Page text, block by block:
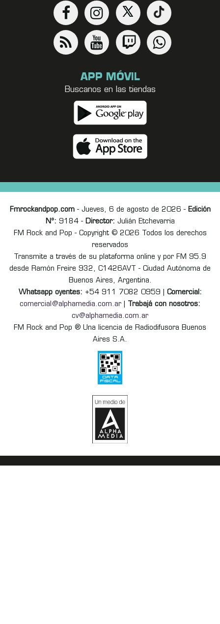
APP MÓVIL
Buscanos en las tiendas
Fmrockandpop.com- Jueves, 6 de agosto de 2026 - Edición
Nº: 9184 - Director: Julián Etchevarria
FM Rock and Pop - Copyright © 2026 Todos los derechos
reservados
Transmite a través de su plataforma online y por FM 95.9
desde Ramón Freire 932, C1426AVT - Ciudad Autónoma de
Buenos Aires, Argentina.
Whatsapp oyentes: +54 911 7082 0959 | Comercial:
comercial@alphamedia.com.ar
Trabajá con nosotros:
cv@alphamedia.com.ar
FM Rock and Pop ® Una licencia de Radiodifusora Buenos
Aires S.A.